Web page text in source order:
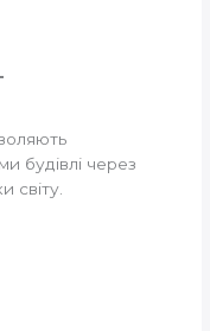
будівлі через
світу.